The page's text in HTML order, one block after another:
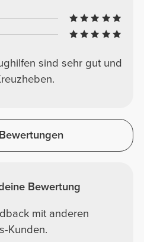
sind sehr gut und
Bewertung
mit anderen
Kunden.